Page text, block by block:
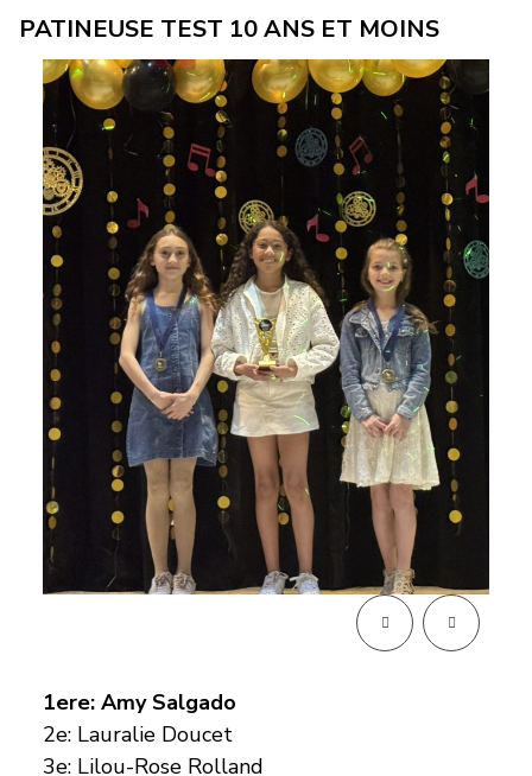
PATINEUSE TEST 10 ANS ET MOINS
1ere: Amy Salgado
2e: Lauralie Doucet
3e: Lilou-Rose Rolland